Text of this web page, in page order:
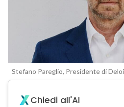
Stefano Pareglio, Presidente di
Chiedi all'AI